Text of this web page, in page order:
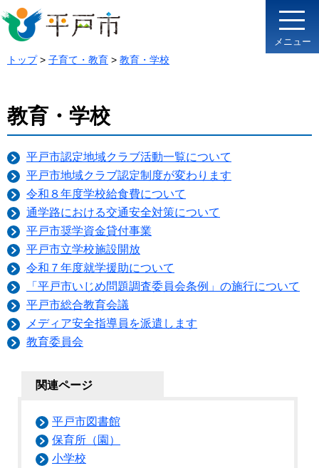
メニュー
トップ> 子育て・教育 > 教育・学校
教育・学校
平戸市認定地域クラブ活動一覧について
平戸市地域クラブ認定制度が変わります
令和８年度学校給食費について
通学路における交通安全対策について
平戸市奨学資金貸付事業
平戸市立学校施設開放
令和７年度就学援助について
「平戸市いじめ問題調査委員会条例」の施行について
平戸市総合教育会議
メディア安全指導員を派遣します
教育委員会
関連ページ
平戸市図書館
保育所（園）
小学校